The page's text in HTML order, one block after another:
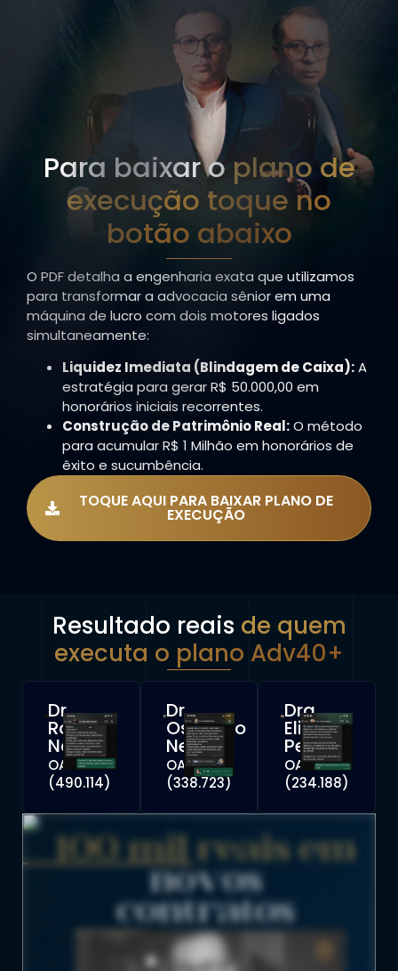
Para baixar o plano de
execução toque no
botão abaixo
O PDF detalha a engenharia exata que utilizamos
para transformar a advocacia sênior em uma
máquina de lucro com dois motores ligados
simultaneamente:
Liquidez Imediata (Blindagem de Caixa):A
estratégia para gerar R$ 50.000,00 em
honorários iniciais recorrentes.
Construção de Patrimônio Real:O método
para acumular R$ 1 Milhão em honorários de
êxito e sucumbência.
TOQUE AQUI PARA BAIXAR PLANO DE
EXECUÇÃO
Resultado reais de quem
executa o plano Adv40+
Dr.
Rodolfo
Napoli
OAB
(490.114)
Dr.
Oswaldo
Neto
OAB
(338.723)
Dra.
Eliza
Perez
OAB
(234.188)